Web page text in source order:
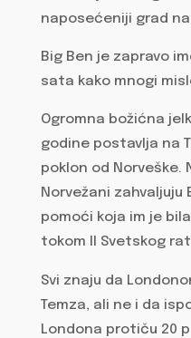
naposećeniji grad
Big Ben je zapravo
sata kako mnogi
Ogromna božićna
godine postavlja na
poklon od Norveške.
Norvežani zahvaljuju
pomoći koja im je
tokom II Svetskog
Svi znaju da
Temza, ali ne i da
Londona protiču 20